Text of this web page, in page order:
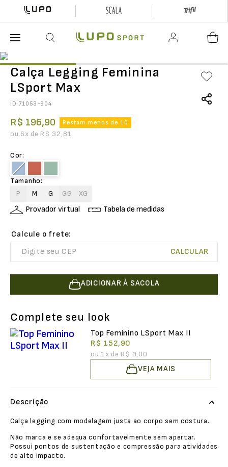
Calça Legging Feminina
LSport Max
ID 71053-904
R$ 196,90 Restam menos de 10
ou 6x de R$ 32,81
Cor:
Tamanho:
P
M G GG XG
Provador virtual Tabela de medidas
ADICIONAR À SACOLA
Complete seu look
Top Feminino LSport Max II
R$ 152,90
ou 1x de R$ 0,00
VEJA MAIS
Descrição
Calça legging com modelagem justa ao corpo sem costura.
Não marca e se adequa confortavelmente sem apertar.
Possui pontos de sustentação e compressão para atividades
de alto impacto.